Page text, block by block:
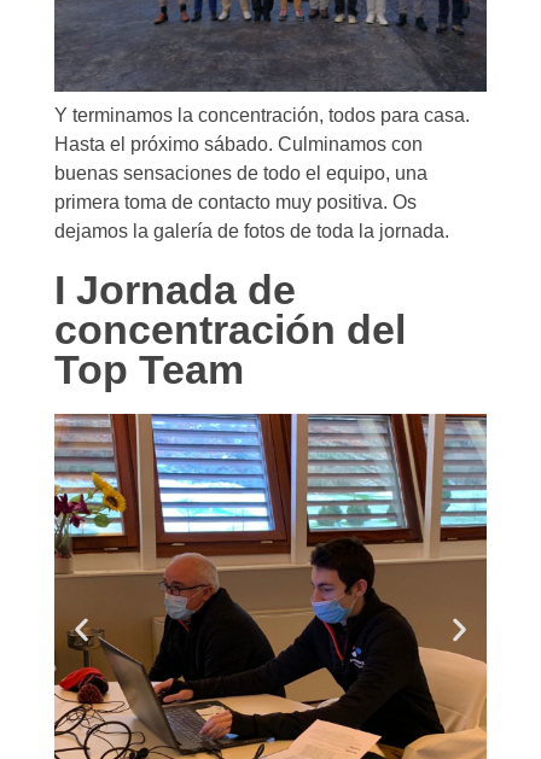
Y terminamos la concentración, todos para casa.
Hasta el próximo sábado. Culminamos con
buenas sensaciones de todo el equipo, una
primera toma de contacto muy positiva. Os
dejamos la galería de fotos de toda la jornada.
I Jornada de
concentración del
Top Team